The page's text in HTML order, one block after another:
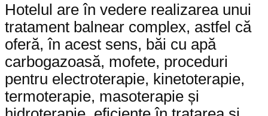
Hotelul are în vedere realizarea unui
tratament balnear complex, astfel că
oferă, în acest sens, băi cu apă
carbogazoasă, mofete, proceduri
pentru electroterapie, kinetoterapie,
termoterapie, masoterapie și